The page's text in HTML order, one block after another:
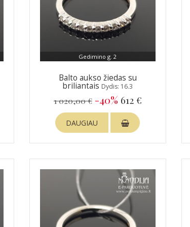
Gedimino g. 2
Balto aukso žiedas su
briliantais Dydis: 16.3
1 020,00 € -40% 612 €
DAUGIAU